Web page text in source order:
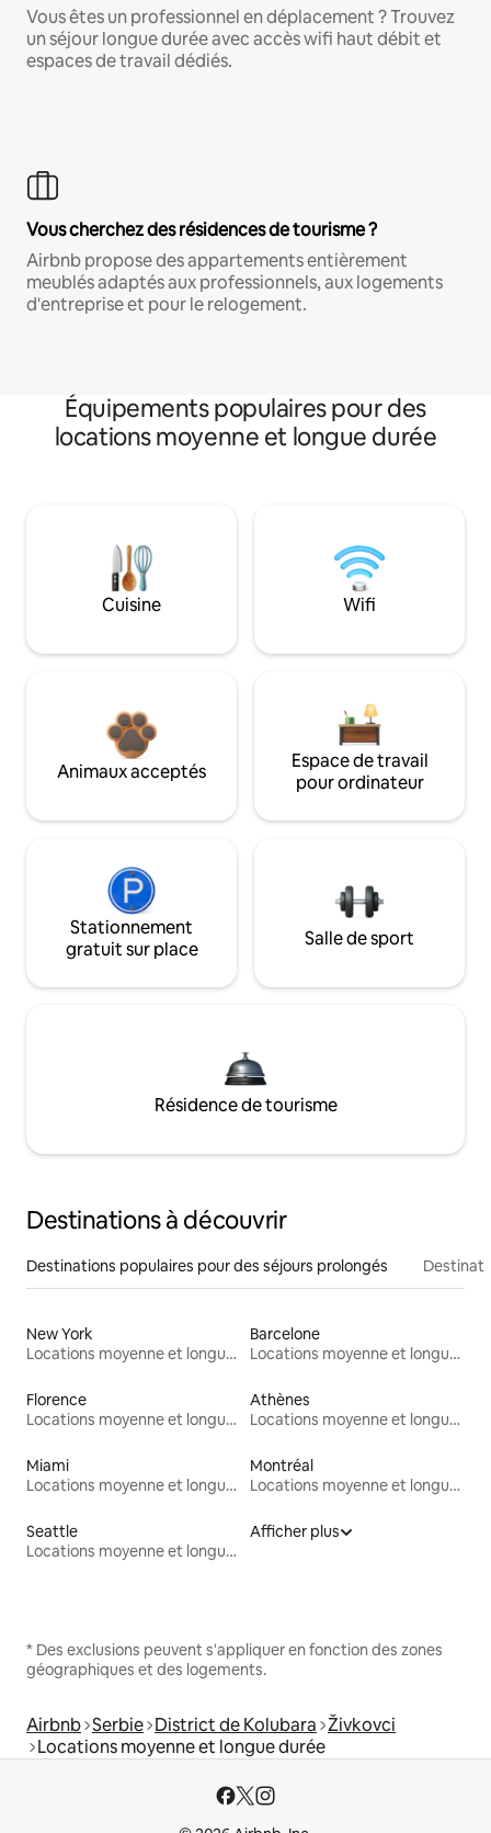
Vous êtes un professionnel en déplacement ? Trouvez
un séjour longue durée avec accès wifi haut débit et
espaces de travail dédiés.
Vous cherchez des résidences de tourisme ?
Airbnb propose des appartements entièrement
meublés adaptés aux professionnels, aux logements
d'entreprise et pour le relogement.
Équipements populaires pour des
locations moyenne et longue durée
Cuisine Wifi
Animaux acceptés
Espace de travail
pour ordinateur
Stationnement
gratuit sur place
Salle de sport
Résidence de tourisme
Destinations à découvrir
Destinations populaires pour des séjours prolongés
New York
Locations moyenne et longue durée
Barcelone
Locations moyenne et longue durée
Florence
Locations moyenne et longue durée
Athènes
Locations moyenne et longue durée
Miami
Locations moyenne et longue durée
Montréal
Locations moyenne et longue durée
Seattle
Locations moyenne et longue durée
Afficher plus
* Des exclusions peuvent s'appliquer en fonction des zones
géographiques et des logements.
Airbnb Serbie District de Kolubara Živkovci
Locations moyenne et longue durée